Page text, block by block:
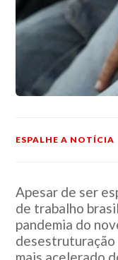
ESPALHE A NOTÍCIA
Apesar de ser
de trabalho
pandemia do
desestruturação
mais acelerado